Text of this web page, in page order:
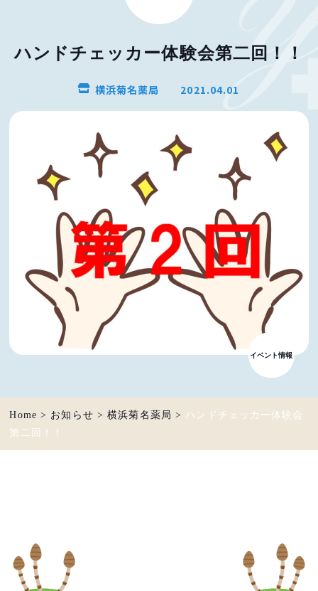
ハンドチェッカー体験会第二回！！
横浜菊名薬局 2021.04.01
イベント情報
Home > お知らせ >横浜菊名薬局 > ハンドチェッカー体験会
第二回！！